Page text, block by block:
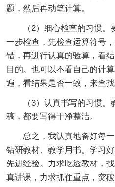
题，然后再动笔计算。
（2）细心检查的习惯。
一步检查，先检查运算符号
错，再进行认真的验算，看
目的。也可以不看自己的计
遍，看结果是否一致，来查找
（3）认真书写的习惯。
稿，都要写得干净整洁。
总之，我认真地备好每一
钻研教材、教学用书。学习
先进经验。力求吃透教材，
真讲课，力求抓住重点，突